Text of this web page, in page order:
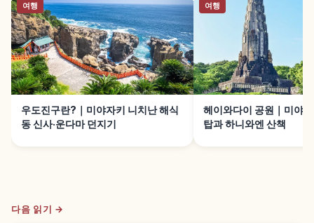
여행
우도진구란?｜미야자키 니치난 해식
동 신사·운다마 던지기
여행
헤이와다이 공원｜미야
탑과 하니와엔 산책
다음 읽기 →